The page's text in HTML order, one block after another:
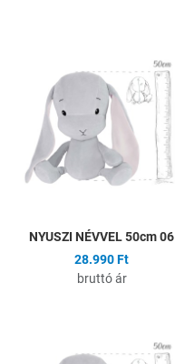
NYUSZI NÉVVEL 50cm 06
28.990 Ft
bruttó ár